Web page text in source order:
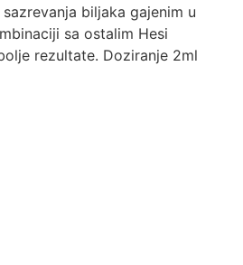
biljaka gajenim u
sa ostalim Hesi
rezultate. Doziranje 2ml